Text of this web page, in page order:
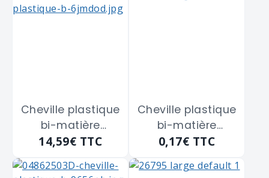
Cheville plastique
bi-matière
duopower
de 6 x 30 m/m
14,59€ TTC
Cheville plastique
bi-matière
duopower
de 6 x 30 m/m
0,17€ TTC